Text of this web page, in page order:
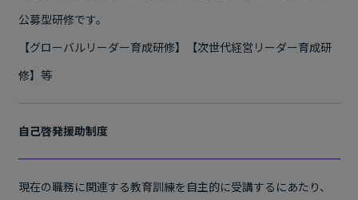
公募型研修です。
【グローバルリーダー育成研修】【次世代経営リーダー育成研
修】等
自己啓発援助制度
現在の職務に関連する教育訓練を自主的に受講するにあたり、